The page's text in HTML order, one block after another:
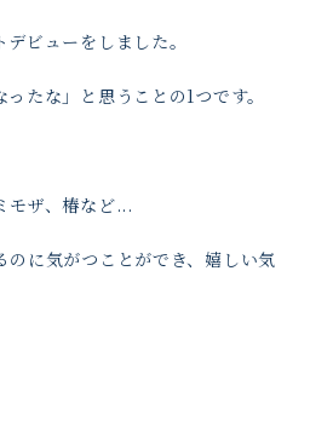
ビューをしました。
たな」と思うことの1つです。
モザ、椿など...
のに気がつことができ、嬉しい気